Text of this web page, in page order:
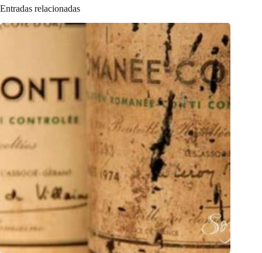
Entradas relacionadas